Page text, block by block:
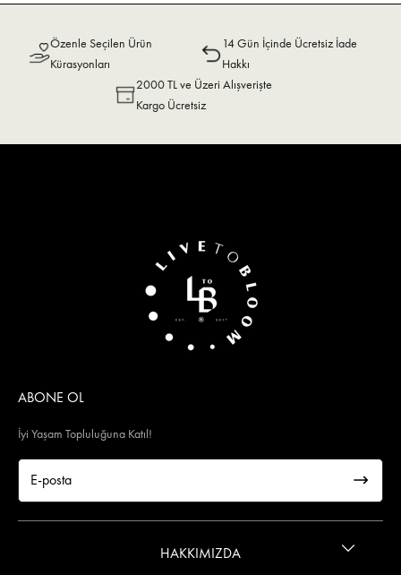
Özenle Seçilen Ürün
Kürasyonları
14 Gün İçinde Ücretsiz İade
Hakkı
2000 TL ve Üzeri Alışverişte
Kargo Ücretsiz
ABONE OL
İyi Yaşam Topluluğuna Katıl!
HAKKIMIZDA